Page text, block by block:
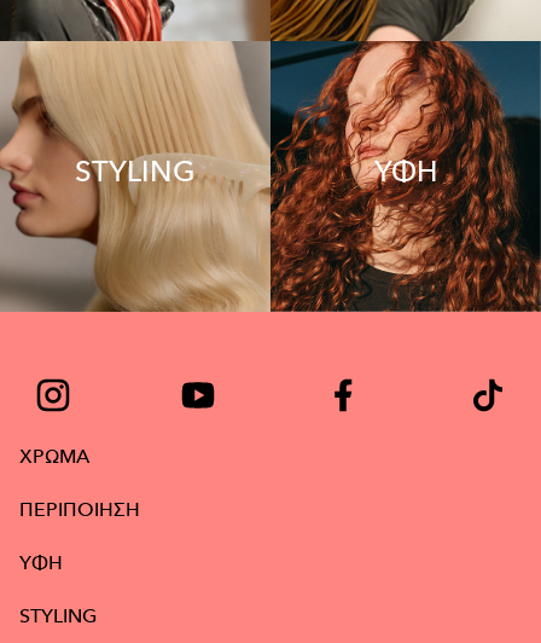
STYLING ΥΦΗ
ΧΡΩΜΑ
ΠΕΡΙΠΟΙΗΣΗ
ΥΦΉ
STYLING